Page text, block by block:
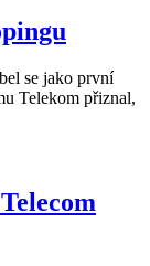
se jako první
Telekom přiznal,